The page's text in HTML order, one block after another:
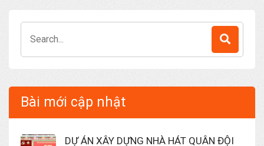
for:
Bài mới cập nhật
DỰ ÁN XÂY DỰNG NHÀ HÁT QUÂN ĐỘI